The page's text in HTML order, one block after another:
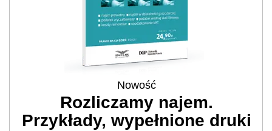
Nowość
Rozliczamy najem.
Przykłady, wypełnione druki